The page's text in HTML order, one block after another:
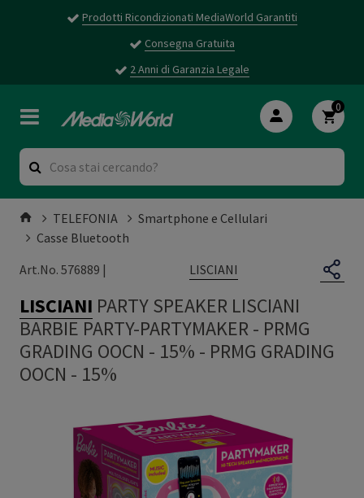
Prodotti Ricondizionati MediaWorld Garantiti
Consegna Gratuita
2 Anni di Garanzia Legale
0
TELEFONIA
Smartphone e Cellulari
Casse Bluetooth
Art.No. 576889 |
LISCIANI
LISCIANI PARTY SPEAKER LISCIANI
BARBIE PARTY-PARTYMAKER - PRMG
GRADING OOCN - 15% - PRMG GRADING
OOCN - 15%